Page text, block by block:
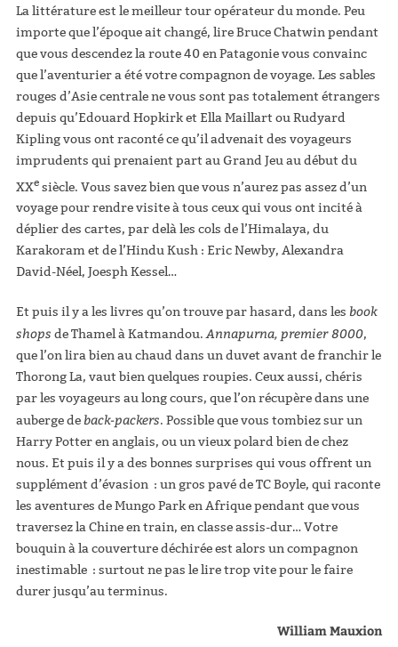
La littérature est le meilleur tour opérateur du monde. Peu
importe que l’époque ait changé, lire Bruce Chatwin pendant
que vous descendez la route 40 en Patagonie vous convainc
que l’aventurier a été votre compagnon de voyage. Les sables
rouges d’Asie centrale ne vous sont pas totalement étrangers
depuis qu’Edouard Hopkirk et Ella Maillart ou Rudyard
Kipling vous ont raconté ce qu’il advenait des voyageurs
imprudents qui prenaient part au Grand Jeu au début du
XXe siècle. Vous savez bien que vous n’aurez pas assez d’un
voyage pour rendre visite à tous ceux qui vous ont incité à
déplier des cartes, par delà les cols de l’Himalaya, du
Karakoram et de l’Hindu Kush : Eric Newby, Alexandra
David-Néel, Joesph Kessel…
Et puis il y a les livres qu’on trouve par hasard, dans les book
shops de Thamel à Katmandou.Annapurna, premier 8000,
que l’on lira bien au chaud dans un duvet avant de franchir le
Thorong La, vaut bien quelques roupies. Ceux aussi, chéris
par les voyageurs au long cours, que l’on récupère dans une
auberge deback-packers. Possible que vous tombiez sur un
Harry Potter en anglais, ou un vieux polard bien de chez
nous. Et puis il y a des bonnes surprises qui vous offrent un
supplément d’évasion : un gros pavé de TC Boyle, qui raconte
les aventures de Mungo Park en Afrique pendant que vous
traversez la Chine en train, en classe assis-dur… Votre
bouquin à la couverture déchirée est alors un compagnon
inestimable : surtout ne pas le lire trop vite pour le faire
durer jusqu’au terminus.
William Mauxion